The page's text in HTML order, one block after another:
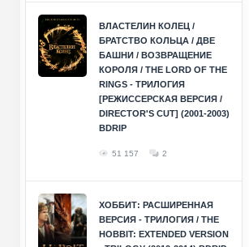
ВЛАСТЕЛИН КОЛЕЦ /
БРАТСТВО КОЛЬЦА / ДВЕ
БАШНИ / ВОЗВРАЩЕНИЕ
КОРОЛЯ / THE LORD OF THE
RINGS - ТРИЛОГИЯ
[РЕЖИССЕРСКАЯ ВЕРСИЯ /
DIRECTOR'S CUT] (2001-2003)
BDRIP
51 157 2
ХОББИТ: РАСШИРЕННАЯ
ВЕРСИЯ - ТРИЛОГИЯ / THE
HOBBIT: EXTENDED VERSION